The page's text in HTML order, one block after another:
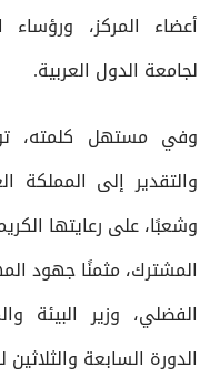
أعضاء المركز، ورؤساء
لجامعة الدول العربية.
وفي مستهل كلمته،
والتقدير إلى المملكة
وشعبًا، على رعايتها
المشترك، مثمنًا جهود
الفضلي، وزير البيئة
الدورة السابعة